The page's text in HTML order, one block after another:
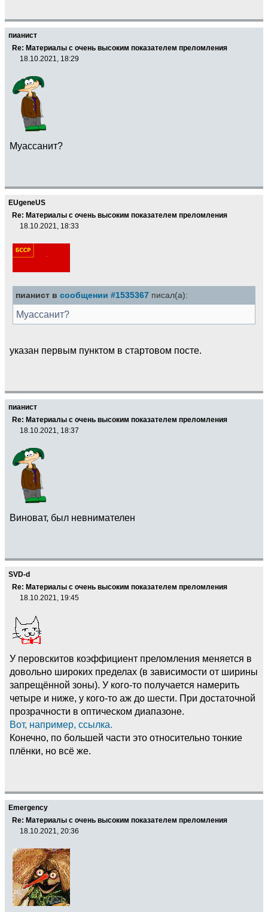
пианист
Re: Материалы с очень высоким показателем преломления
18.10.2021, 18:29
Муассанит?
EUgeneUS
Re: Материалы с очень высоким показателем преломления
18.10.2021, 18:33
пианист в сообщении #1535367 писал(а):
Муассанит?
указан первым пунктом в стартовом посте.
пианист
Re: Материалы с очень высоким показателем преломления
18.10.2021, 18:37
Виноват, был невнимателен
SVD-d
Re: Материалы с очень высоким показателем преломления
18.10.2021, 19:45
У перовскитов коэффициент преломления меняется в
довольно широких пределах (в зависимости от ширины
запрещённой зоны). У кого-то получается намерить
четыре и ниже, у кого-то аж до шести. При достаточной
прозрачности в оптическом диапазоне.
Вот, например, ссылка.
Конечно, по большей части это относительно тонкие
плёнки, но всё же.
Emergency
Re: Материалы с очень высоким показателем преломления
18.10.2021, 20:36